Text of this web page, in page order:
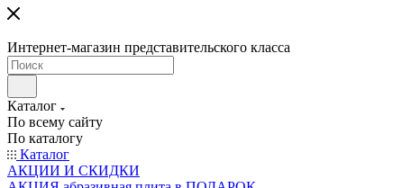
Интернет-магазин представительского класса
Каталог
По всему сайту
По каталогу
Каталог
АКЦИИ И СКИДКИ